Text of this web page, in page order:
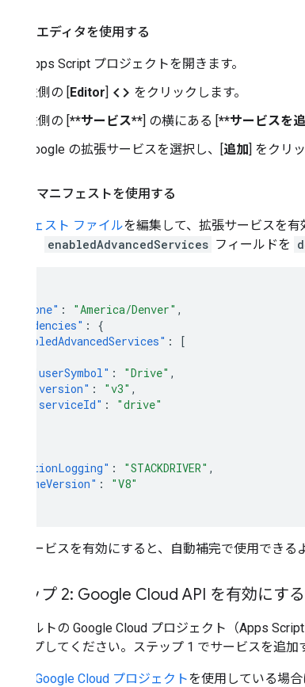
方法 A: エディタを使用する
Apps Script プロジェクトを開きます。
左側の [Editor] code をクリックします。
左側の [**サービス**] の横にある [**サービスを
Google の拡張サービスを選択し、[追加] をクリ
方法 B: マニフェストを使用する
マニフェスト ファイルを編集して、拡張サービスを
enabledAdvancedServices フィールドを
"timeZone" : "America/Denver" ,
"dependencies" :
{
"enabledAdvancedServices" :
[
"userSymbol" : "Drive" ,
"version" : "v3" ,
"serviceId" :
"drive"
"exceptionLogging" : "STACKDRIVER" ,
"runtimeVersion" :
"V8"
拡張サービスを有効にすると、自動補完で使用できる
ステップ 2: Google Cloud API を有効にす
デフォルトの Google Cloud プロジェクト（Apps
スキップしてください。ステップ 1 でサービスを追加
Google Cloud プロジェクトを使用している場